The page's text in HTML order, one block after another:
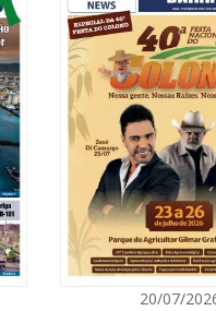
Itapema segue com
e produtores culturais
no IDEB e conquista
20/07/